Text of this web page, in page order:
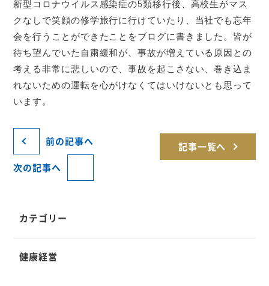
新型コロナウイルス感染症の5類移行後、高校生がマス
クなしで笑顔の修学旅行に行けていたり、当社でも忘年
会を行うことができたことをブログに書きました。皆が
待ち望んでいた自粛緩和が、事故が増えている原因との
考える非常に悲しいので、事故を起こさない、巻き込ま
れないための運転を心がけなくてはいけないとも思って
います。
前の記事へ
記事一覧へ
次の記事へ
カテゴリー
健康経営